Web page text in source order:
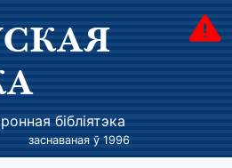
бібліятэка
заснаваная ў 1996